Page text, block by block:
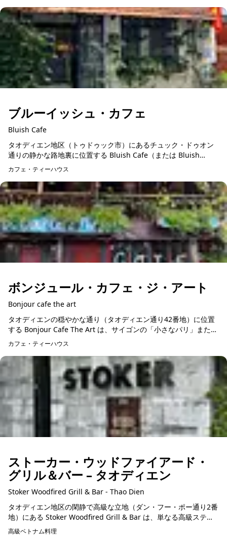
ブルーイッシュ・カフェ
Bluish Cafe
タオディエン地区（トゥドゥック市）にあるチュック・ドゥオン
通りの静かな路地裏に位置する Bluish Cafe（または Bluish
Coffee & Beer）は、コーヒー、クラフトビール、そ...
カフェ・ティーハウス
ボンジュール・カフェ・ジ・アート
Bonjour cafe the art
タオディエンの穏やかな通り（タオディエン通り42番地）に位置
する Bonjour Cafe The Art は、サイゴンの「小さなパリ」または
「記憶の停車駅」と称されています。「芸術とコーヒーが...
カフェ・ティーハウス
ストーカー・ウッドファイアード・
グリル＆バー – タオディエン
Stoker Woodfired Grill & Bar - Thao Dien
タオディエン地区の閑静で高級な立地（ダン・フー・ポー通り2番
地）にある Stoker Woodfired Grill & Bar は、単なる高級ステー
キハウスの枠を超え、薪火（Wood-fire...
高級ベトナム料理